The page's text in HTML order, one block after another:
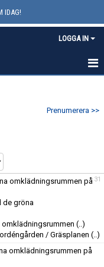
IDAG!
LOGGA IN
Prenumerera >>
v.31
omklädningsrummen på
de gröna
(..)
/ Gräsplanen (..)
omklädningsrummen på